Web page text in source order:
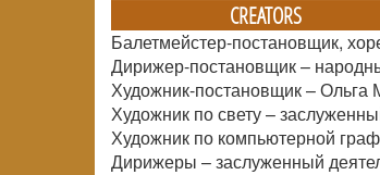
CREATORS
Балетмейстер-постановщик,
Дирижер-постановщик –
Художник-постановщик – Ольга
Художник по свету –
Художник по компьютерной
Дирижеры – заслуженный